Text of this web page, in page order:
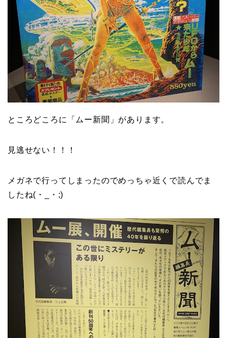
ところどころに「ムー新聞」があります。
見逃せない！！！
メガネで行ってしまったのでめっちゃ近くで読んでま
したね(・_・;)